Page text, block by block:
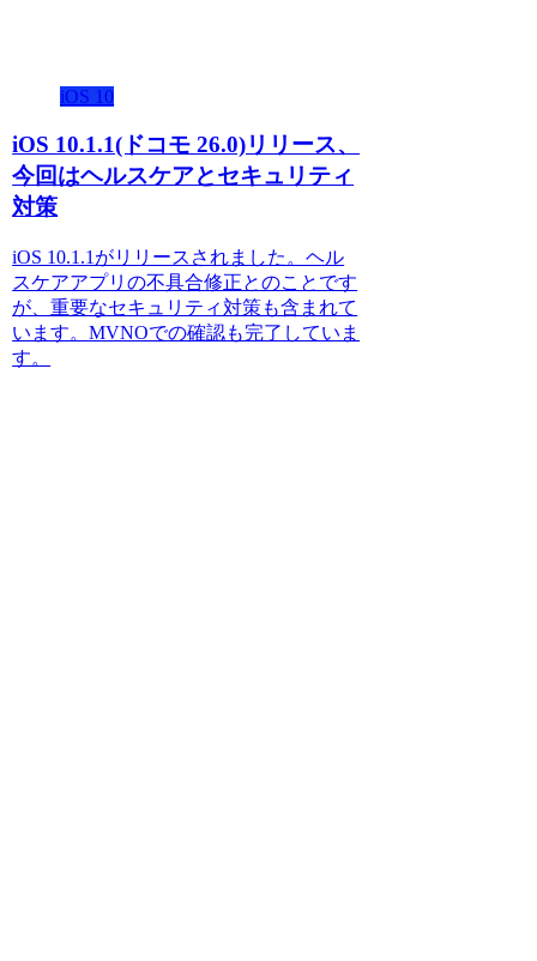
iOS 10
iOS 10.1.1(ドコモ 26.0)リリース、
今回はヘルスケアとセキュリティ
対策
iOS 10.1.1がリリースされました。ヘル
スケアアプリの不具合修正とのことです
が、重要なセキュリティ対策も含まれて
います。MVNOでの確認も完了していま
す。